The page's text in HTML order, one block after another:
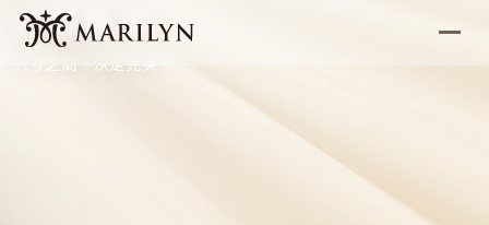
媒體報導
分寸之間，決定完美。